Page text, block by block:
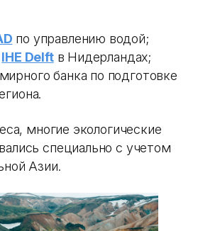
по управлению водой;
IHE Delftв Нидерландах;
банка по подготовке
многие экологические
специально с учетом
Азии.